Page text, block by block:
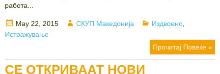
работа...
Posted
on
May 22, 2015 Author
СКУП Македонија Categories
Издвоено
Истражување
Прочитај Повеќе »
СЕ ОТКРИВААТ НОВИ